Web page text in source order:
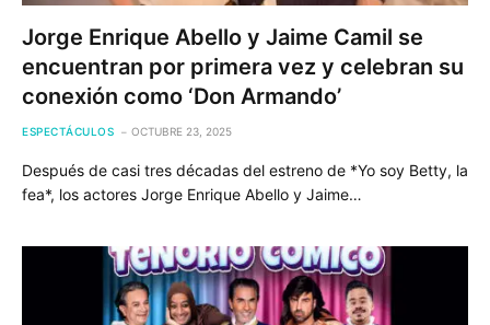
Jorge Enrique Abello y Jaime Camil se
encuentran por primera vez y celebran su
conexión como ‘Don Armando’
ESPECTÁCULOS OCTUBRE 23, 2025
Después de casi tres décadas del estreno de *Yo soy Betty, la
fea*, los actores Jorge Enrique Abello y Jaime…